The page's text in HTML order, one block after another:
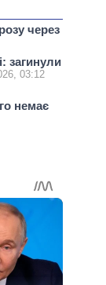
через
загинули
03:12
немає